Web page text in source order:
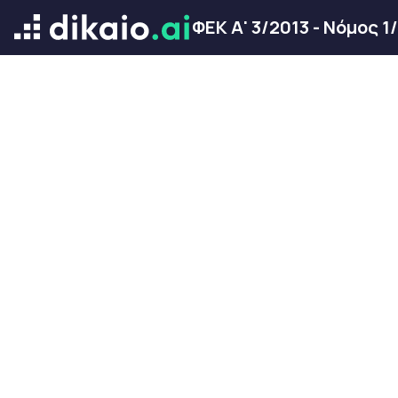
ΦΕΚ Α' 3/2013 - Νόμος